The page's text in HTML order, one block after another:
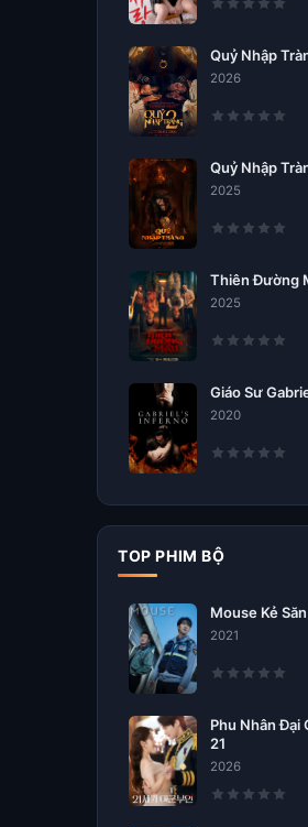
Quỷ Nhập
2026
Quỷ Nhập
2025
Thiên Đường
2025
Giáo Sư
2020
TOP PHIM BỘ
Mouse Kẻ
2021
Phu Nhân Đại
21
2026